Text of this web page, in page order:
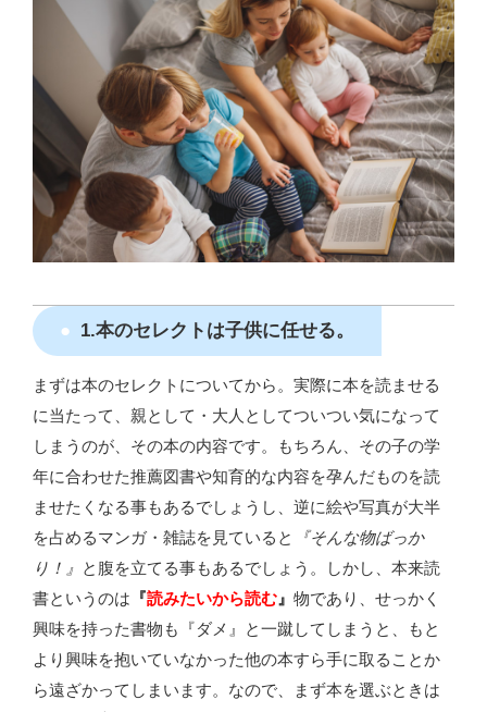
1.本のセレクトは子供に任せる。
まずは本のセレクトについてから。実際に本を読ませる
に当たって、親として・大人としてついつい気になって
しまうのが、その本の内容です。もちろん、その子の学
年に合わせた推薦図書や知育的な内容を孕んだものを読
ませたくなる事もあるでしょうし、逆に絵や写真が大半
を占めるマンガ・雑誌を見ていると
『そんな物ばっか
り！』 と腹を立てる事もあるでしょう。しかし、本来読
書というのは 『読みたいから読む 』 物であり、せっかく
興味を持った書物も『ダメ』と一蹴してしまうと、もと
より興味を抱いていなかった他の本すら手に取ることか
ら遠ざかってしまいます。なので、まず本を選ぶときは